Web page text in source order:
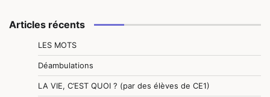
Articles récents
LES MOTS
Déambulations
LA VIE, C’EST QUOI ? (par des élèves de CE1)